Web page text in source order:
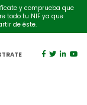
y comprueba que
todo tu NIF ya que
de éste.